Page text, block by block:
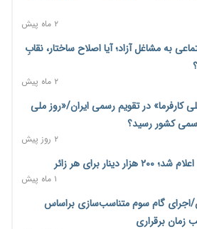
ترمز تولید خودرو کشیده شد؛ افت ۲۵ درصدی تیراژ ایران‌خودرو،
۲ روز پیش
زمینی به راهبرد تأمین کالاهای
دستمزد و هزینه معیشت هر روز عمیق‌تر
۲ ماه پیش
به مشاغل آزاد؛ آیا اصلاح ساختار، نقابِ
۲ ماه پیش
ملی کارفرما» در تقویم رسمی ایران/«روز ملی
کشور رسید؟
۲ روز پیش
۱ ماه پیش
اجرای گام سوم متناسب‌سازی براساس